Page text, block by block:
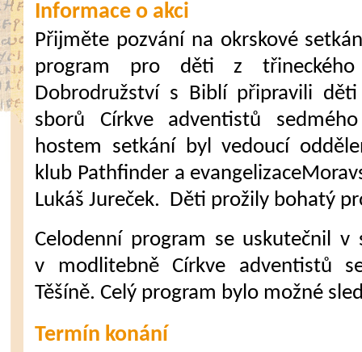
Informace o akci
Přijměte pozvání na okrskové
program pro děti z
Dobrodružství s Biblí připravili
sborů Církve adventistů
hostem setkání byl vedoucí
klub Pathfinder a
Lukáš Jureček. Děti prožily bohatý
Celodenní program se uskutečnil
v modlitebně Církve adventistů
Těšíně. Celý program bylo možné
Termín konání